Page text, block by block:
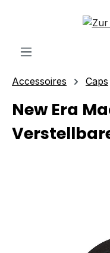
Zum Hauptinhalt
Accessoires Caps
New Era